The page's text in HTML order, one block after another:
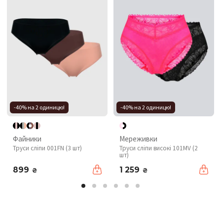
-40% на 2 одиницю!
Файники
Труси сліпи 001FN (3 шт)
899 ₴
-40% на 2 одиницю!
Мереживки
Труси сліпи високі 101MV (2
шт)
1 259 ₴